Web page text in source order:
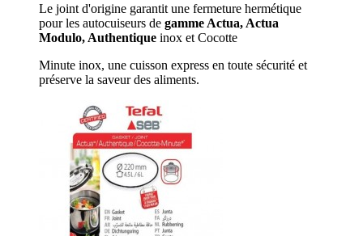
Le joint d'origine garantit une fermeture hermétique
pour les autocuiseurs de gamme Actua, Actua
Modulo, Authentique inox et Cocotte
Minute inox, une cuisson express en toute sécurité et
préserve la saveur des aliments.